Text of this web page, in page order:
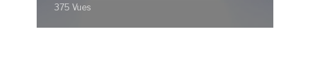
375 Vues